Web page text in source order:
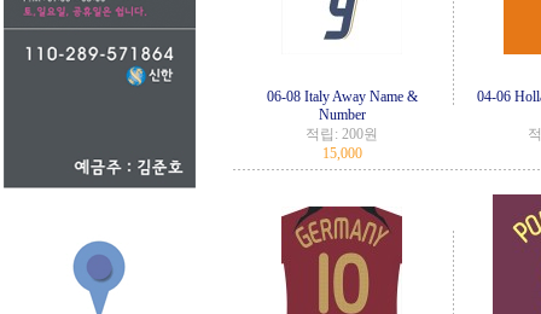
06-08 Italy Away Name &
Number
적립: 200원
15,000
04-06